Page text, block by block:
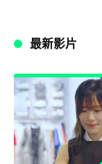
最新影片